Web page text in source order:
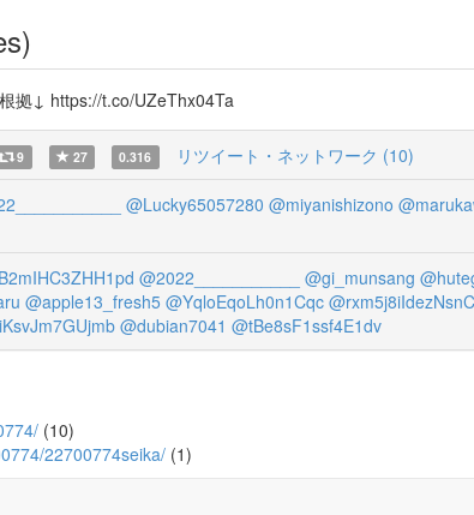
拠↓ https://t.co/UZeThx04Ta
9 27 0.316 リツイート・ネットワーク (10)
@Lucky65057280 @miyanishizono
@2022___________ @gi_munsang
@apple13_fresh5 @YqloEqoLh0n1Cqc @rxm5j8iIdezNsnC
@dubian7041 @tBe8sF1ssf4E1dv
(10)
22700774seika/ (1)